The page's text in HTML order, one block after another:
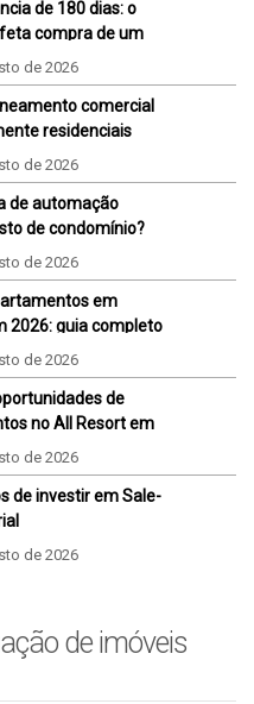
de 180 dias: o
compra de um
de 2026
comercial
residenciais
de 2026
de automação
de condomínio?
de 2026
em
2026: guia completo
de 2026
de
no All Resort em
de 2026
de investir em Sale-
de 2026
de imóveis